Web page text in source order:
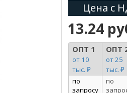
Цена с
13.24
ОПТ 1
от 10
тыс. ₽
ОПТ
от 25
тыс. ₽
по
запросу
по